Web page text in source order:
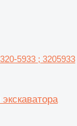
5933 ; 3205933